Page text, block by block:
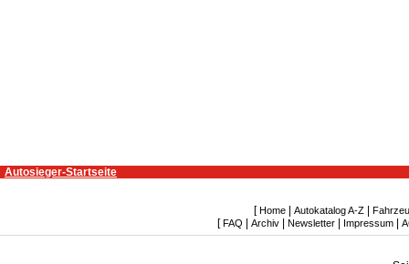
Autosieger-Startseite
[ Home Autokatalog A-Z
[ FAQ Archiv| Newsletter| Impressum|